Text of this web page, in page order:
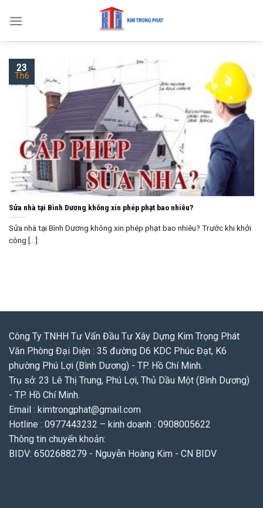
Sửa nhà tại Bình Dương không xin phép phạt bao nhiêu?
Sửa nhà tại Bình Dương không xin phép phạt bao nhiêu? Trước khi khởi
công [...]
23
Th6
Công Ty TNHH Tư Vấn Đầu Tư Xây Dựng Kim Trọng Phát
Văn Phòng Đại Diện : 35 đường D6 KDC Phúc Đạt, K6
phường Phú Lợi (Bình Dương) - TP. Hồ Chí Minh.
Trụ sở: 23 Lê Thị Trung, Phú Lợi, Thủ Dầu Một (Bình Dương)
- TP. Hồ Chí Minh.
Email : kimtrongphat@gmail.com
Hotline : 0977443232 – kinh doanh : 0908005622
Thông tin chuyển khoản:
BIDV: 6502688279 - Nguyễn Hoàng Kim - CN BIDV